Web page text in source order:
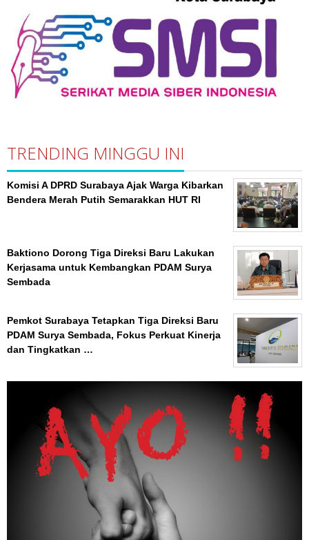
TRENDING MINGGU INI
Komisi A DPRD Surabaya Ajak Warga Kibarkan
Bendera Merah Putih Semarakkan HUT RI
Baktiono Dorong Tiga Direksi Baru Lakukan
Kerjasama untuk Kembangkan PDAM Surya
Sembada
Pemkot Surabaya Tetapkan Tiga Direksi Baru
PDAM Surya Sembada, Fokus Perkuat Kinerja
dan Tingkatkan …